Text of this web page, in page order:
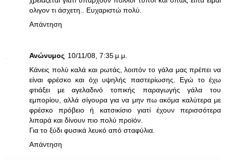
ολιγον τι άσχετη.. Ευχαριστώ πολύ.
Απάντηση
Ανώνυμος 10/11/08, 7:35 μ.μ.
Κάνεις πολύ καλά και ρωτάς, λοιπόν το γάλα μας πρέπει να
είναι φρέσκο και όχι υψηλής παστερίωσης. Εγώ το έχω
φτιάξει με αγελαδινό τοπικής παραγωγής γάλα του
εμπορίου, αλλά σίγουρα για να μην πω ακόμα καλύτερα με
φρέσκο πρόβειο ή κατσικίσιο γιατί έχουν περισσότερα
λιπαρά και δίνουν πιο πολύ προϊόν.
Για το ξύδι φυσικά λευκό από σταφύλια.
Απάντηση